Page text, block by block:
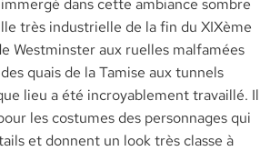
dans cette ambiance sombre
très industrielle de la fin du XIXème
Westminster aux ruelles malfamées
quais de la Tamise aux tunnels
lieu a été incroyablement travaillé. Il
les costumes des personnages qui
et donnent un look très classe à